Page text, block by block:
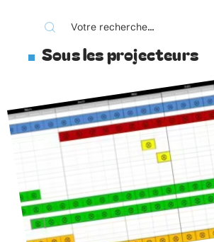
Sous les projecteurs